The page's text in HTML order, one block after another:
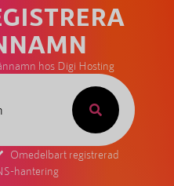
hos Digi Hosting
Omedelbart registrerad
hantering